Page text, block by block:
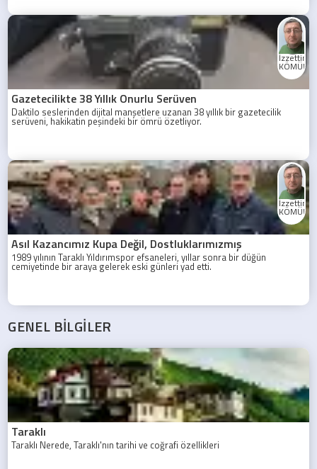
Gazetecilikte 38 Yıllık Onurlu Serüven
Daktilo seslerinden dijital manşetlere uzanan 38 yıllık bir gazetecilik
serüveni, hakikatin peşindeki bir ömrü özetliyor.
İzzettin
Asıl Kazancımız Kupa Değil, Dostluklarımızmış
1989 yılının Taraklı Yıldırımspor efsaneleri, yıllar sonra bir düğün
cemiyetinde bir araya gelerek eski günleri yad etti.
İzzettin
GENEL BİLGİLER
Taraklı
Taraklı Nerede, Taraklı'nın tarihi ve coğrafi özellikleri